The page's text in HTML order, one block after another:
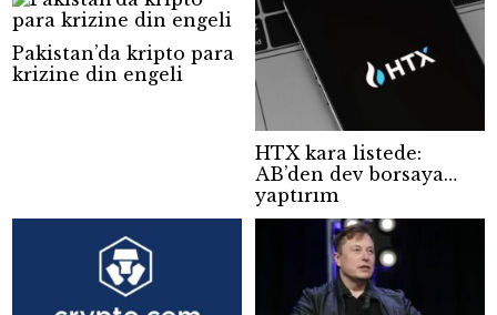
Pakistan’da kripto para
krizine din engeli
HTX kara listede:
AB’den dev borsaya
yaptırım